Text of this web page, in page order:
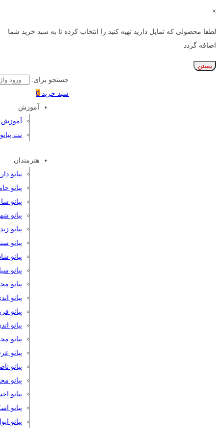
×
لطفا محصولی که تمایل دارید تهیه کنید را انتخاب کرده تا به سبد خرید شما
اضافه گردد
بستن
جستجو برای:
سبد خرید 0
آموزش
آموزش
نت پیانو
هنرمندان
پیانو
پیانو
پیانو
پیانو
پیانو
پیانو
پیانو
پیانو
پیانو
پیانو
پیانو
پیانو
پیانو
پیانو
پیانو
پیانو
پیانو
پیانو
پیانو